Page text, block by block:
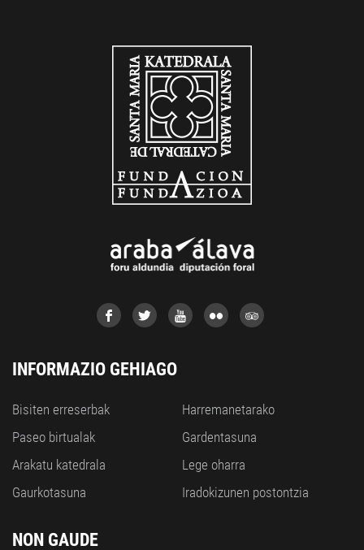
INFORMAZIO GEHIAGO
Bisiten erreserbak
Paseo birtualak
Arakatu katedrala
Gaurkotasuna
Harremanetarako
Gardentasuna
Lege oharra
Iradokizunen postontzia
NON GAUDE